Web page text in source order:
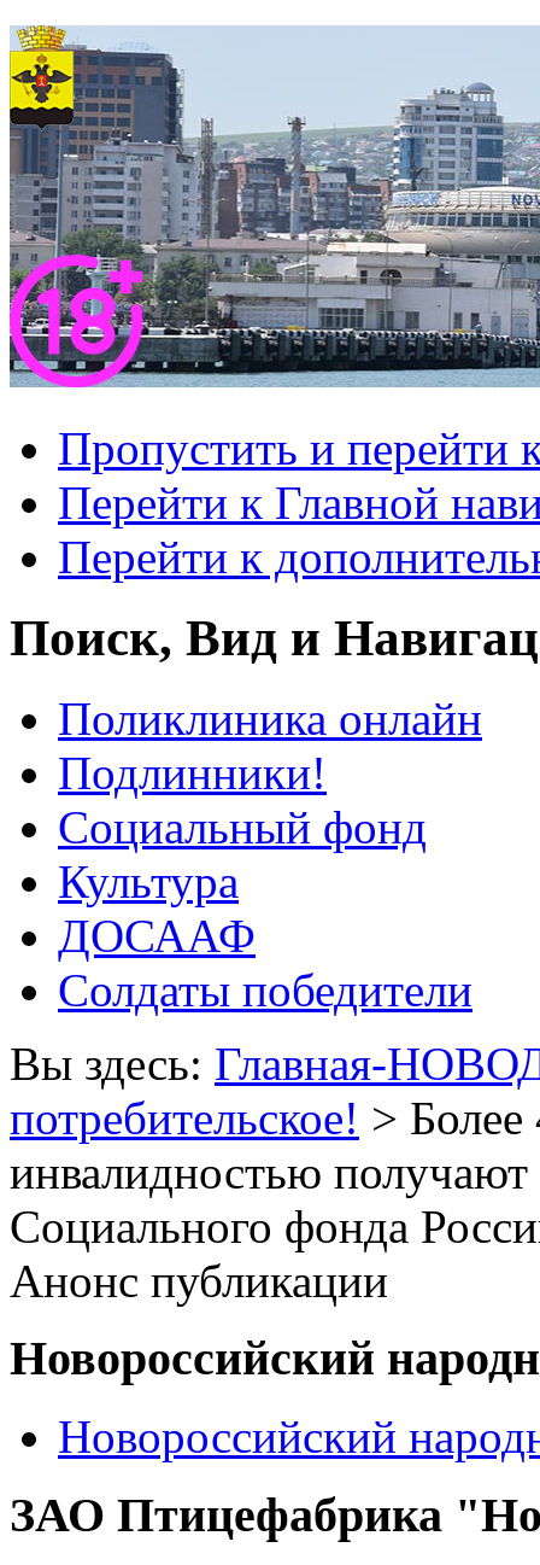
Пропустить и перейти
Перейти к Главной
Перейти к
Поиск, Вид и
Поликлиника онлайн
Подлинники!
Социальный фонд
Культура
ДОСААФ
Солдаты победители
Вы здесь: Главная-
потребительское! >
инвалидностью
Социального фонда
Анонс публикации
Новороссийский
Новороссийский
ЗАО Птицефабрика